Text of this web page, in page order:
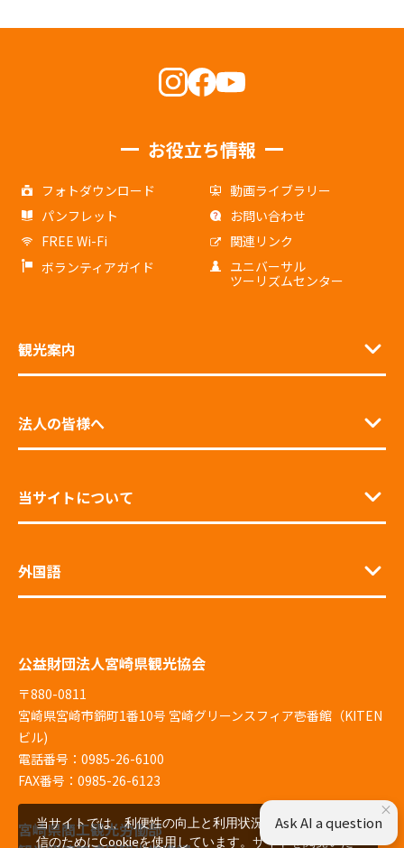
お役立ち情報
フォトダウンロード
動画ライブラリー
パンフレット
お問い合わせ
FREE Wi-Fi
関連リンク
ボランティアガイド
ユニバーサル
ツーリズムセンター
観光案内
法人の皆様へ
当サイトについて
外国語
公益財団法人宮崎県観光協会
〒880-0811
宮崎県宮崎市錦町1番10号 宮崎グリーンスフィア壱番館（KITEN
ビル)
電話番号：0985-26-6100
FAX番号：0985-26-6123
宮崎県商工観光労働部
当サイトでは、利便性の向上と利用状況の解析、広告配
信のためにCookieを使用しています。サイトを閲覧いた
×
Ask AI a question